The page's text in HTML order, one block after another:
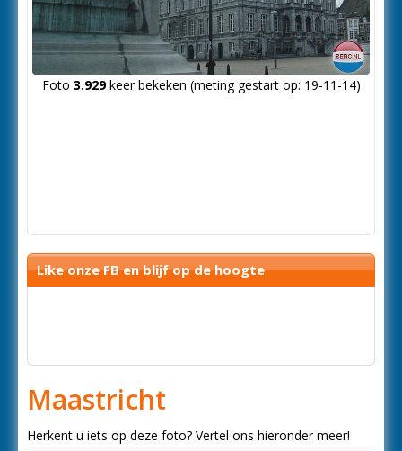
Foto 3.929keer bekeken (meting gestart op: 19-11-14)
Like onze FB en blijf op de hoogte
Maastricht
Herkent u iets op deze foto? Vertel ons hieronder meer!